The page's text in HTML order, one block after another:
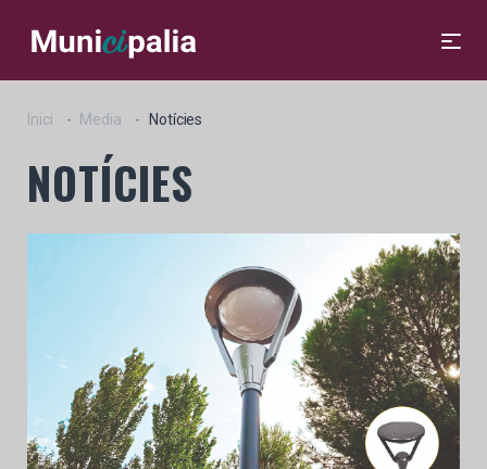
Inici Media Notícies
NOTÍCIES